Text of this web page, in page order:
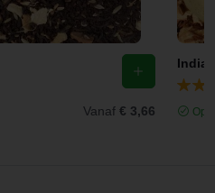
Vanaf € 3,66 Op